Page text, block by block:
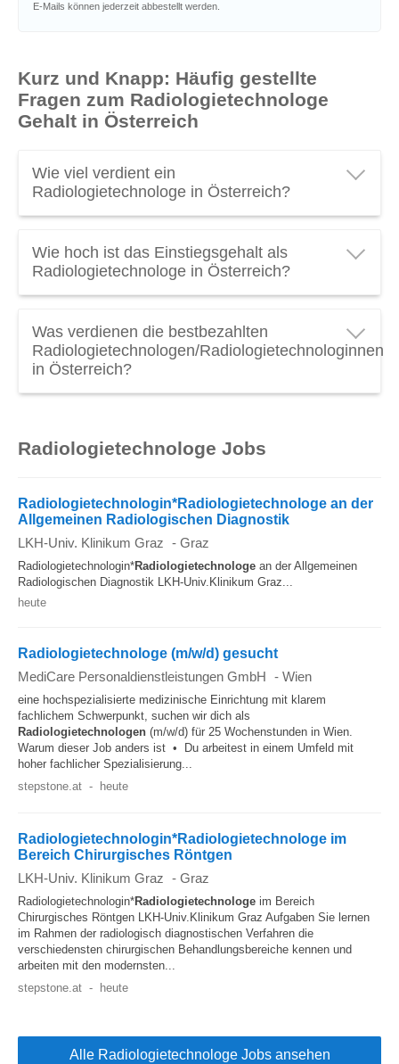
E-Mails können jederzeit abbestellt werden.
Kurz und Knapp: Häufig gestellte
Fragen zum Radiologietechnologe
Gehalt in Österreich
Wie viel verdient ein
Radiologietechnologe in Österreich?
durchschnittlich€ 2.720 brutto pro Monat
€ 38.100 brutto pro Jahr. Verdienen Sie als
Radiologietechnologe Gehalt
mal genauer an!
(Stand 2026).
Wie hoch ist das Einstiegsgehalt als
Radiologietechnologe in Österreich?
Radiologietechnologen/Radiologietechnologinnen in
Österreich liegt bei€ 26.000 brutto pro Jahr.
Was verdienen die bestbezahlten
Radiologietechnologen/Radiologietechnologinnen
in Österreich?
liegen. Spitzengehälter in diesen Beruf entdecken:
Radiologietechnologen in einer Führungsposition
verdienen am meisten.
Radiologietechnologe Jobs
Radiologietechnologin*Radiologietechnologe an der
Allgemeinen Radiologischen Diagnostik
LKH-Univ. Klinikum Graz - Graz
Radiologietechnologin*Radiologietechnologe an der Allgemeinen
Radiologischen Diagnostik LKH-Univ.Klinikum Graz...
heute
Radiologietechnologe (m/w/d) gesucht
MediCare Personaldienstleistungen GmbH - Wien
eine hochspezialisierte medizinische Einrichtung mit klarem
fachlichem Schwerpunkt, suchen wir dich als
Radiologietechnologen (m/w/d) für 25 Wochenstunden in Wien.
Warum dieser Job anders ist • Du arbeitest in einem Umfeld mit
hoher fachlicher Spezialisierung...
stepstone.at - heute
Radiologietechnologin*Radiologietechnologe im
Bereich Chirurgisches Röntgen
LKH-Univ. Klinikum Graz - Graz
Radiologietechnologin*Radiologietechnologe im Bereich
Chirurgisches Röntgen LKH-Univ.Klinikum Graz Aufgaben Sie lernen
im Rahmen der radiologisch diagnostischen Verfahren die
verschiedensten chirurgischen Behandlungsbereiche kennen und
arbeiten mit den modernsten...
stepstone.at - heute
Alle Radiologietechnologe Jobs ansehen